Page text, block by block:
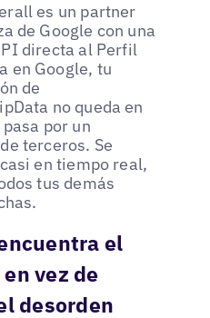
es un partner
de Google con una
directa al Perfil
en Google, tu
de
no queda en
por un
terceros. Se
en tiempo real,
tus demás
el
vez de
desorden